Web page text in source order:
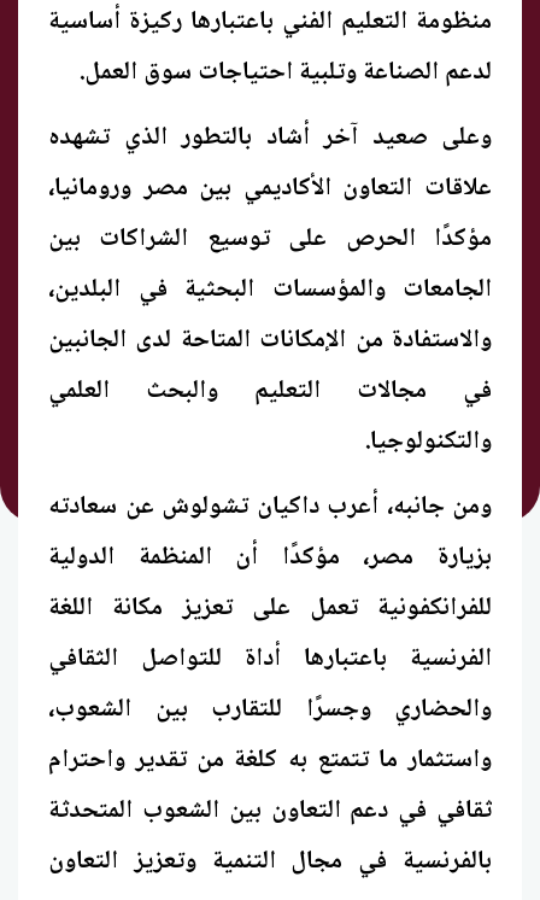
منظومة التعليم الفني باعتبارها ركيزة أساسية
لدعم الصناعة وتلبية احتياجات سوق العمل.
وعلى صعيد آخر أشاد بالتطور الذي تشهده
علاقات التعاون الأكاديمي بين مصر ورومانيا،
مؤكدًا الحرص على توسيع الشراكات بين
الجامعات والمؤسسات البحثية في البلدين،
والاستفادة من الإمكانات المتاحة لدى الجانبين
في مجالات التعليم والبحث العلمي
والتكنولوجيا.
ومن جانبه، أعرب داكيان تشولوش عن سعادته
بزيارة مصر، مؤكدًا أن المنظمة الدولية
للفرانكفونية تعمل على تعزيز مكانة اللغة
الفرنسية باعتبارها أداة للتواصل الثقافي
والحضاري وجسرًا للتقارب بين الشعوب،
واستثمار ما تتمتع به كلغة من تقدير واحترام
ثقافي في دعم التعاون بين الشعوب المتحدثة
بالفرنسية في مجال التنمية وتعزيز التعاون